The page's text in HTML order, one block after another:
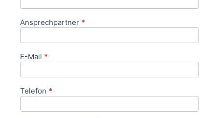
Ansprechpartner *
E-Mail *
Telefon *